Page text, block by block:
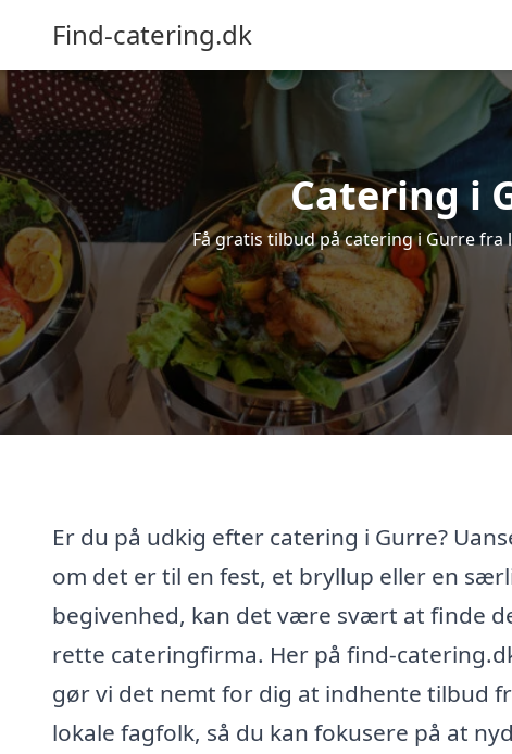
Find-catering.dk
Catering i
Få gratis tilbud på catering i Gurre
Er du på udkig efter catering i Gurre?
om det er til en fest, et bryllup eller en
begivenhed, kan det være svært at finde
rette cateringfirma. Her på find-
gør vi det nemt for dig at indhente tilbud
lokale fagfolk, så du kan fokusere på at